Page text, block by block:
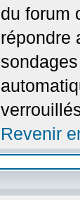
du forum
répondre
Revenir